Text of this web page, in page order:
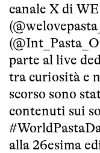
canale X di
parte al live
tra curiosità e
scorso sono
contenuti sui
alla 26esima